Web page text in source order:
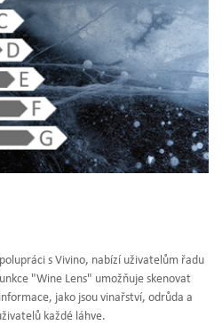
s Vivino, nabízí uživatelům řadu
"Wine Lens" umožňuje skenovat
jako jsou vinařství, odrůda a
každé láhve.